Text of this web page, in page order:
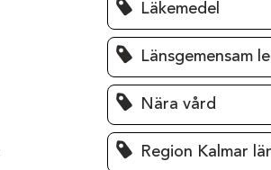
Läkemedel
Länsgemensam
Nära vård
Region Kalmar